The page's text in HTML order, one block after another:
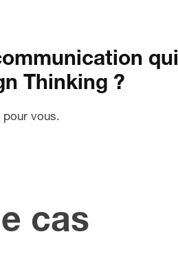
qui
Thinking ?
pour vous.
cas
du